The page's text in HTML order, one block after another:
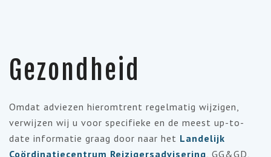
Gezondheid
Omdat adviezen hieromtrent regelmatig wijzigen,
verwijzen wij u voor specifieke en de meest up-to-
date informatie graag door naar het Landelijk
Coördinatiecentrum Reizigersadvisering, GG&GD,